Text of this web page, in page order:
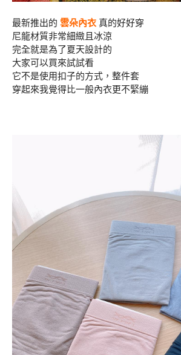
最新推出的 雲朵內衣 真的好好穿
尼龍材質非常細緻且冰涼
完全就是為了夏天設計的
大家可以買來試試看
它不是使用扣子的方式，整件套
穿起來我覺得比一般內衣更不緊繃